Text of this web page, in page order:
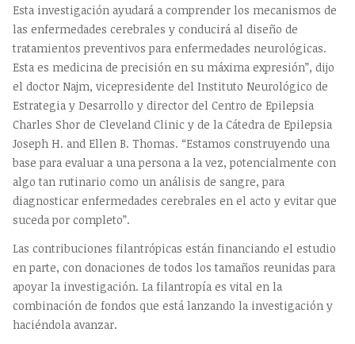
Esta investigación ayudará a comprender los mecanismos de
las enfermedades cerebrales y conducirá al diseño de
tratamientos preventivos para enfermedades neurológicas.
Esta es medicina de precisión en su máxima expresión”, dijo
el doctor Najm, vicepresidente del Instituto Neurológico de
Estrategia y Desarrollo y director del Centro de Epilepsia
Charles Shor de Cleveland Clinic y de la Cátedra de Epilepsia
Joseph H. and Ellen B. Thomas. “Estamos construyendo una
base para evaluar a una persona a la vez, potencialmente con
algo tan rutinario como un análisis de sangre, para
diagnosticar enfermedades cerebrales en el acto y evitar que
suceda por completo”.
Las contribuciones filantrópicas están financiando el estudio
en parte, con donaciones de todos los tamaños reunidas para
apoyar la investigación. La filantropía es vital en la
combinación de fondos que está lanzando la investigación y
haciéndola avanzar.